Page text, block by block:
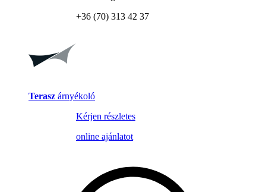
+36 (70) 313 42 37
Terasz árnyékoló
Kérjen részletes
online ajánlatot